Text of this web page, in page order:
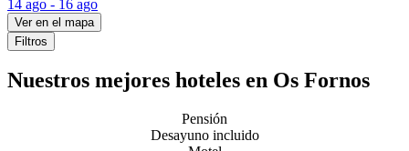
14 ago - 16 ago
Ver en el mapa
Filtros
Nuestros mejores hoteles en Os Fornos
Pensión
Desayuno incluido